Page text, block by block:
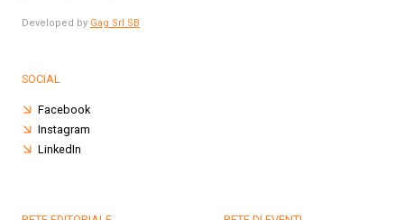
Developed by Gag Srl SB
SOCIAL
Facebook
Instagram
LinkedIn